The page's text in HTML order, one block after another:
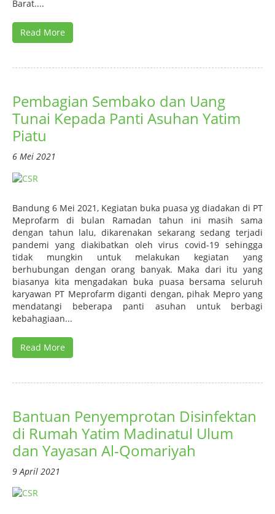
Barat....
Read More
Pembagian Sembako dan Uang
Tunai Kepada Panti Asuhan Yatim
Piatu
6 Mei 2021
Bandung 6 Mei 2021, Kegiatan buka puasa yg diadakan di PT
Meprofarm di bulan Ramadan tahun ini masih sama
dengan tahun lalu, dikarenakan sekarang sedang terjadi
pandemi yang diakibatkan oleh virus covid-19 sehingga
tidak mungkin untuk melakukan kegiatan yang
berhubungan dengan orang banyak. Maka dari itu yang
biasanya kita mengadakan buka puasa bersama seluruh
karyawan PT Meprofarm diganti dengan, pihak Mepro yang
mendatangi beberapa panti asuhan untuk berbagi
kebahagiaan...
Read More
Bantuan Penyemprotan Disinfektan
di Rumah Yatim Madinatul Ulum
dan Yayasan Al-Qomariyah
9 April 2021